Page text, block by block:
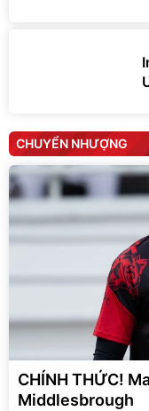
CHUYỂN NHƯỢNG
CHÍNH THỨC!
Middlesbrough